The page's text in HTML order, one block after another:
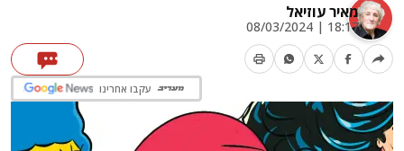
מאיר עוזיאל
18:17 | 08/03/2024
עקבו אחרינו